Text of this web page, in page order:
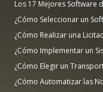
Los 17 Mejores Software
¿Cómo Seleccionar un
¿Cómo Realizar una
¿Cómo Implementar un
¿Cómo Elegir un
¿Cómo Automatizar las